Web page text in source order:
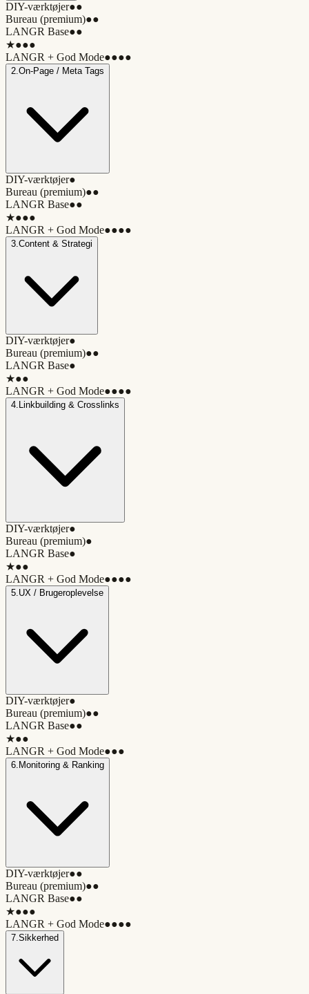
DIY-værktøjer●●
Bureau (premium)●●
LANGR Base●●
★●●●
LANGR + God Mode●●●●
2.On-Page / Meta Tags
DIY-værktøjer●
Bureau (premium)●●
LANGR Base●●
★●●●
LANGR + God Mode●●●●
3.Content & Strategi
DIY-værktøjer●
Bureau (premium)●●
LANGR Base●
★●●
LANGR + God Mode●●●●
4. Linkbuilding & Crosslinks
DIY-værktøjer●
Bureau (premium)●
LANGR Base●
★●●
LANGR + God Mode●●●●
5.UX / Brugeroplevelse
DIY-værktøjer●
Bureau (premium)●●
LANGR Base●●
★●●
LANGR + God Mode●●●
6. Monitoring & Ranking
DIY-værktøjer●●
Bureau (premium)●●
LANGR Base●●
★●●●
LANGR + God Mode●●●●
7.Sikkerhed